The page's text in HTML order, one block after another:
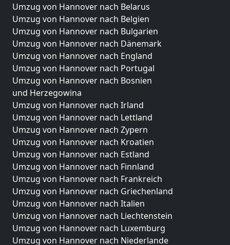
Umzug von Hannover nach Belarus
Umzug von Hannover nach Belgien
Umzug von Hannover nach Bulgarien
Umzug von Hannover nach Dänemark
Umzug von Hannover nach England
Umzug von Hannover nach Portugal
Umzug von Hannover nach Bosnien
und Herzegowina
Umzug von Hannover nach Irland
Umzug von Hannover nach Lettland
Umzug von Hannover nach Zypern
Umzug von Hannover nach Kroatien
Umzug von Hannover nach Estland
Umzug von Hannover nach Finnland
Umzug von Hannover nach Frankreich
Umzug von Hannover nach Griechenland
Umzug von Hannover nach Italien
Umzug von Hannover nach Liechtenstein
Umzug von Hannover nach Luxemburg
Umzug von Hannover nach Niederlande